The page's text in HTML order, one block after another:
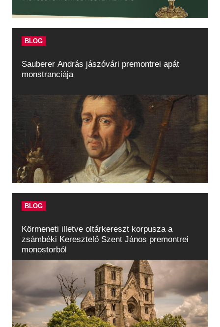
BLOG
Sauberer András jászóvári premontrei apát
monstranciája
BLOG
Körmeneti illetve oltárkereszt korpusza a
zsámbéki Keresztelő Szent János premontrei
monostorból